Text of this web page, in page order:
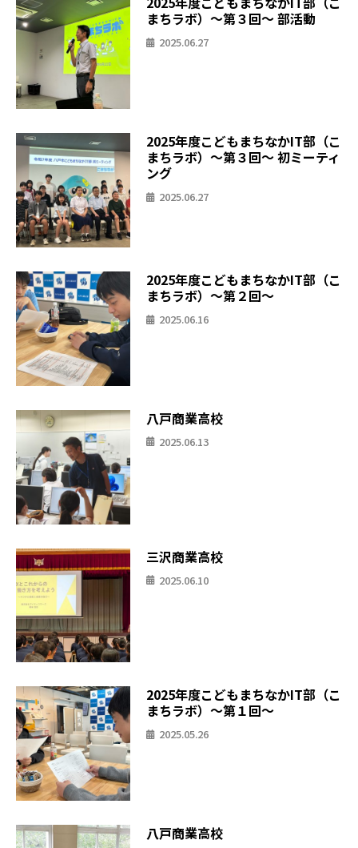
まちラボ）〜第３回〜 部活動
2025.06.27
2025年度こどもまちなかIT部（こ
まちラボ）〜第３回〜 初ミーティ
ング
2025.06.27
2025年度こどもまちなかIT部（こ
まちラボ）〜第２回〜
2025.06.16
八戸商業高校
2025.06.13
三沢商業高校
2025.06.10
2025年度こどもまちなかIT部（こ
まちラボ）〜第１回〜
2025.05.26
八戸商業高校